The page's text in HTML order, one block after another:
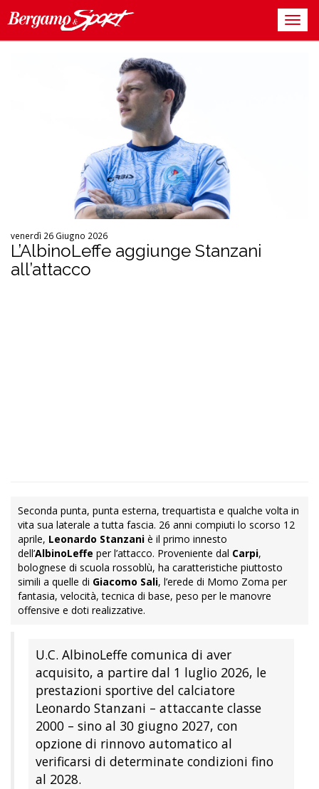
venerdì 26 Giugno 2026
L’AlbinoLeffe aggiunge Stanzani
all’attacco
Seconda punta, punta esterna, trequartista e qualche volta in
vita sua laterale a tutta fascia. 26 anni compiuti lo scorso 12
aprile, Leonardo Stanzani è il primo innesto
dell’AlbinoLeffe per l’attacco. Proveniente dal Carpi,
bolognese di scuola rossoblù, ha caratteristiche piuttosto
simili a quelle di Giacomo Sali, l’erede di Momo Zoma per
fantasia, velocità, tecnica di base, peso per le manovre
offensive e doti realizzative.
U.C. AlbinoLeffe comunica di aver
acquisito, a partire dal 1 luglio 2026, le
prestazioni sportive del calciatore
Leonardo Stanzani – attaccante classe
2000 – sino al 30 giugno 2027, con
opzione di rinnovo automatico al
verificarsi di determinate condizioni fino
al 2028.